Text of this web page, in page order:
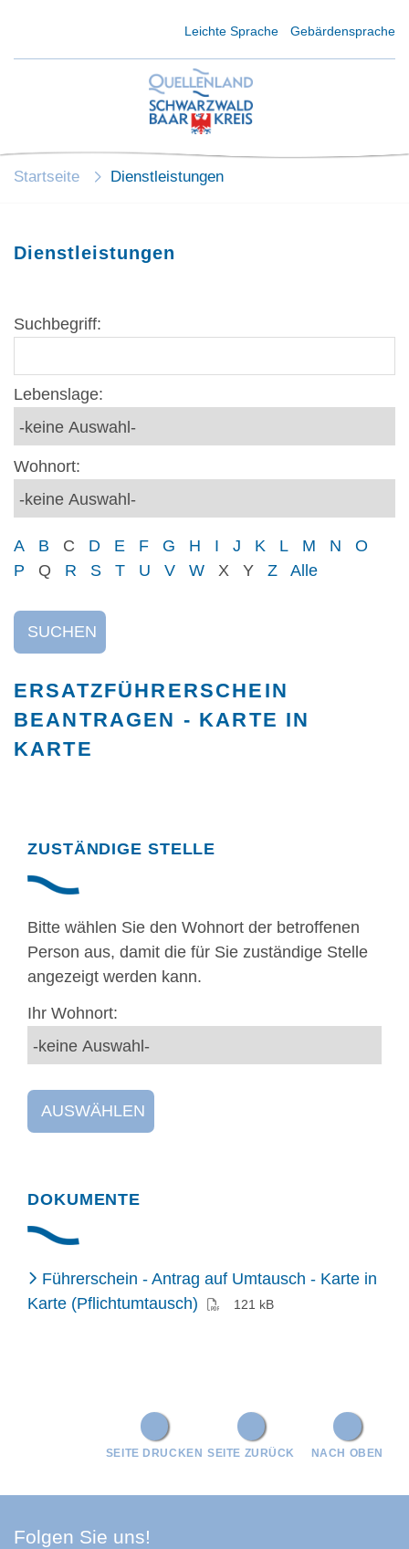
Leichte Sprache Gebärdensprache
Startseite Dienstleistungen
Dienstleistungen
Suchbegriff:
Lebenslage:
Wohnort:
A B C D E F G H I J K L M N
O
P
Q R S T U V W X Y Z Alle
SUCHEN
ERSATZFÜHRERSCHEIN
BEANTRAGEN - KARTE IN
KARTE
Randspalte
ZUSTÄNDIGE STELLE
Bitte wählen Sie den Wohnort der betroffenen
Person aus, damit die für Sie zuständige Stelle
angezeigt werden kann.
Ihr Wohnort:
AUSWÄHLEN
DOKUMENTE
Führerschein - Antrag auf Umtausch - Karte in
Karte (Pflichtumtausch) (PDF)121 kB
NACH OBEN
SEITE ZURÜCK
SEITE DRUCKEN
Folgen Sie uns!